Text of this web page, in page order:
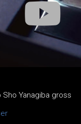
Sho Yanagiba gross